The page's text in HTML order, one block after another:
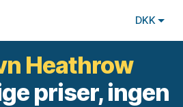
DKK
Heathrow
priser, ingen